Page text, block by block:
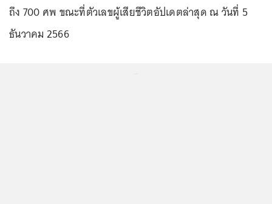
ถึง 700 ศพ ขณะที่ตัวเลขผู้เสียชีวิตอัปเดตล่าสุด ณ วันที่ 5
ธันวาคม 2566